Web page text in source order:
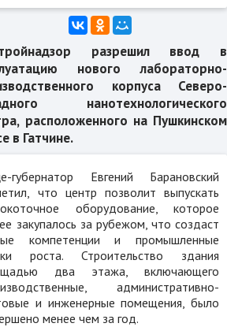
разрешил ввод в
нового лабораторно-
корпуса Северо-
нанотехнологического
расположенного на Пушкинском
в Гатчине.
губернатор Евгений Барановский
что центр позволит выпускать
оборудование, которое
закупалось за рубежом, что создаст
компетенции и промышленные
роста. Строительство здания
два этажа, включающего
административно-
и инженерные помещения, было
менее чем за год.